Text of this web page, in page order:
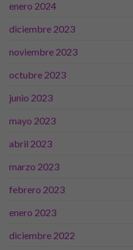
enero 2024
diciembre 2023
noviembre 2023
octubre 2023
junio 2023
mayo 2023
abril 2023
marzo 2023
febrero 2023
enero 2023
diciembre 2022